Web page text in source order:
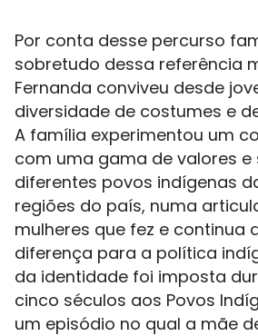
Por conta desse percurso
sobretudo dessa referência
Fernanda conviveu desde
diversidade de costumes e
A família experimentou um
com uma gama de valores e
diferentes povos indígenas
regiões do país, numa
mulheres que fez e continua
diferença para a política
da identidade foi imposta
cinco séculos aos Povos
um episódio no qual a mãe